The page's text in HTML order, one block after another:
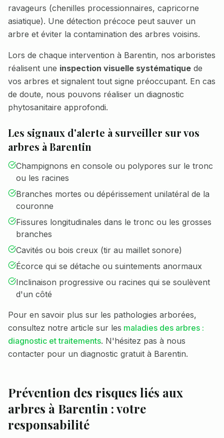
ravageurs (chenilles processionnaires, capricorne
asiatique). Une détection précoce peut sauver un
arbre et éviter la contamination des arbres voisins.
Lors de chaque intervention à Barentin, nos arboristes
réalisent une inspection visuelle systématique de
vos arbres et signalent tout signe préoccupant. En cas
de doute, nous pouvons réaliser un diagnostic
phytosanitaire approfondi.
Les signaux d'alerte à surveiller sur vos
arbres à Barentin
Champignons en console ou polypores sur le tronc
ou les racines
Branches mortes ou dépérissement unilatéral de la
couronne
Fissures longitudinales dans le tronc ou les grosses
branches
Cavités ou bois creux (tir au maillet sonore)
Écorce qui se détache ou suintements anormaux
Inclinaison progressive ou racines qui se soulèvent
d'un côté
Pour en savoir plus sur les pathologies arborées,
consultez notre article sur les maladies des arbres :
diagnostic et traitements. N'hésitez pas à nous
contacter pour un diagnostic gratuit à Barentin.
Prévention des risques liés aux
arbres à Barentin : votre
responsabilité